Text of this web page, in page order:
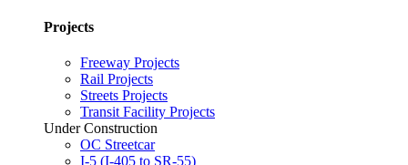
Projects
Freeway Projects
Rail Projects
Streets Projects
Transit Facility Projects
Under Construction
OC Streetcar
I-5 (I-405 to SR-55)